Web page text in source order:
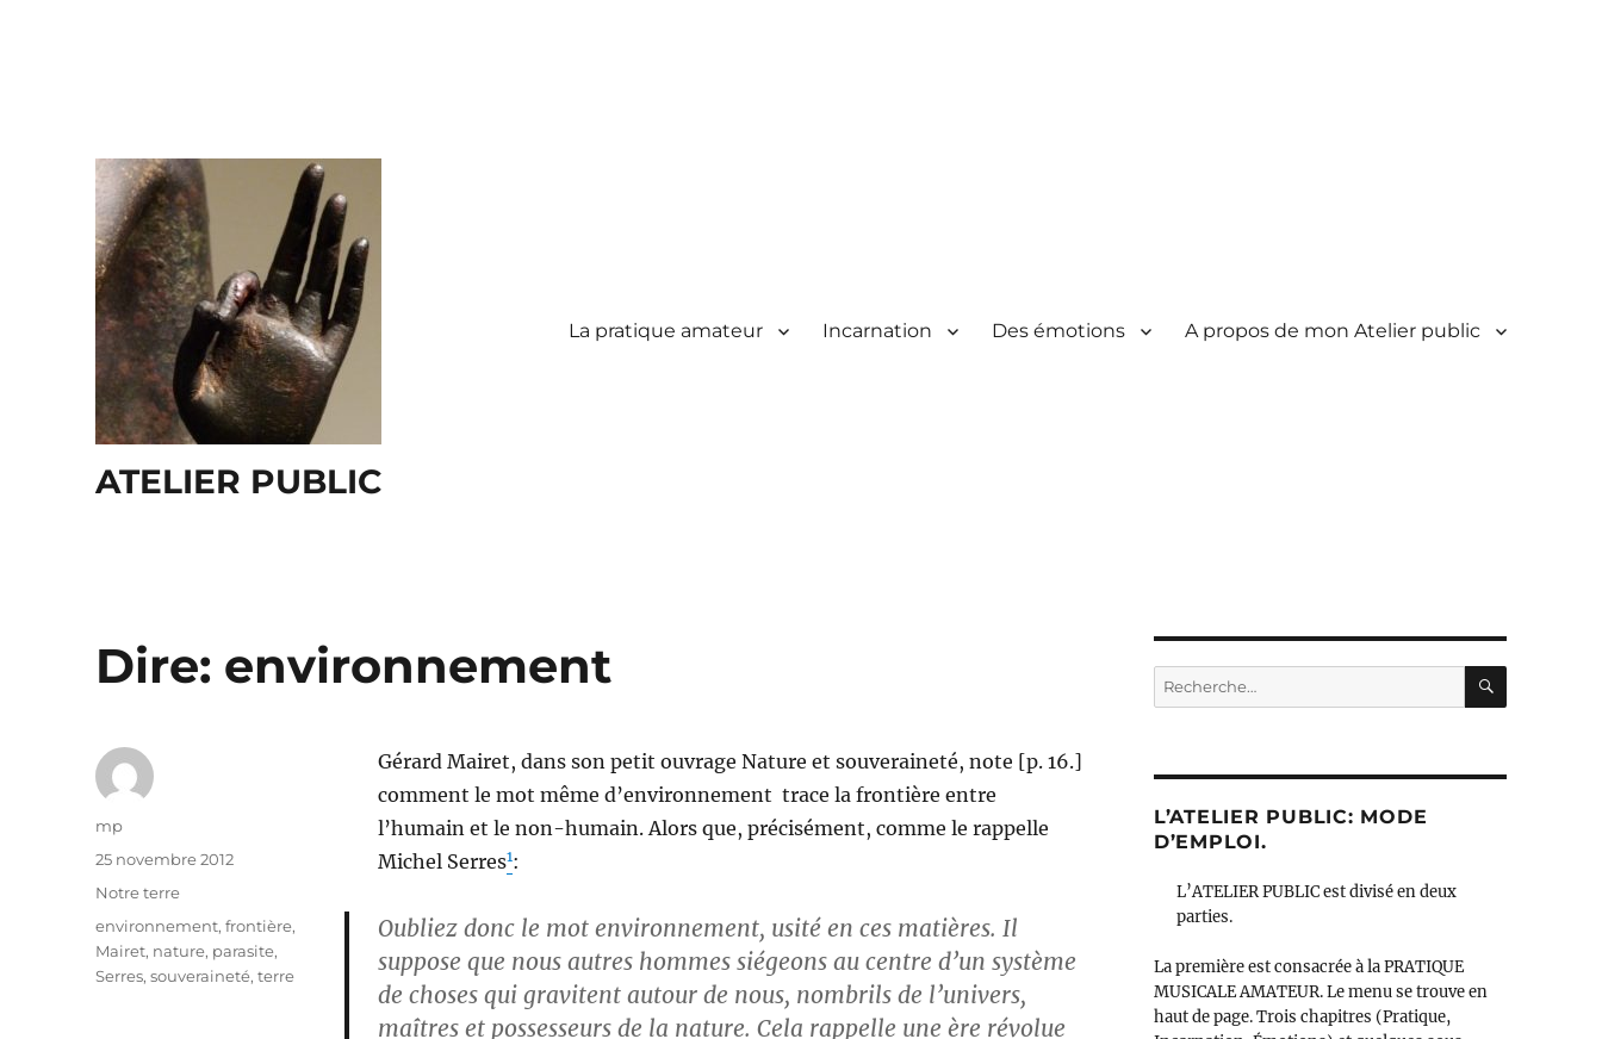
ATELIER PUBLIC
La pratique amateur Incarnation Des émotions A propos de mon Atelier public
Dire: environnement
Gérard Mairet, dans son petit ouvrage Nature et souveraineté, note [p. 16.]
comment le mot même d’environnement trace la frontière entre
l’humain et le non-humain. Alors que, précisément, comme le rappelle
Michel Serres1:
Oubliez donc le mot environnement, usité en ces matières. Il
suppose que nous autres hommes siégeons au centre d’un système
de choses qui gravitent autour de nous, nombrils de l’univers,
maîtres et possesseurs de la nature. Cela rappelle une ère révolue
Auteur
mp
Publié
25 novembre 2012
Catégories
Notre terre
Étiquettes
environnement,frontière,
Mairet, nature, parasite,
Serres,souveraineté,terre
Recherche
pour :
L’ATELIER PUBLIC: MODE
D’EMPLOI.
L’ATELIER PUBLIC est divisé en deux
parties.
La première est consacrée à la PRATIQUE
MUSICALE AMATEUR. Le menu se trouve en
haut de page. Trois chapitres (Pratique,